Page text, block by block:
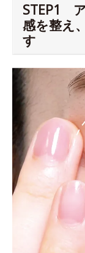
STEP1
感を整え
す